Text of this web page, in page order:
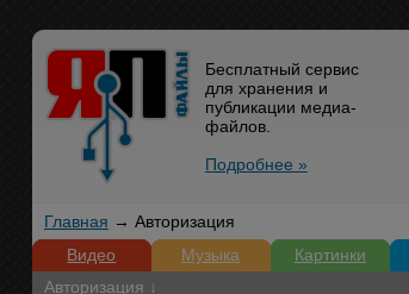
Бесплатный сервис
для хранения и
публикации медиа-
файлов.
Подробнее »
Главная → Авторизация
Видео
Музыка Картинки
Авторизация ↓